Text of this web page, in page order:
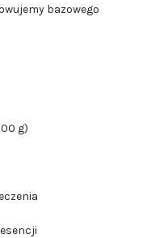
bazowego
g)